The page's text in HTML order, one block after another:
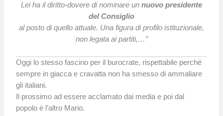
Lei ha il diritto-dovere di nominare un nuovo presidente
del Consiglio
al posto di quello attuale. Una figura di profilo istituzionale,
non legata ai partiti,…”
Oggi lo stesso fascino per il burocrate, rispettabile perché
sempre in giacca e cravatta non ha smesso di ammaliare
gli italiani.
Il prossimo ad essere acclamato dai media e poi dal
popolo è l’altro Mario.